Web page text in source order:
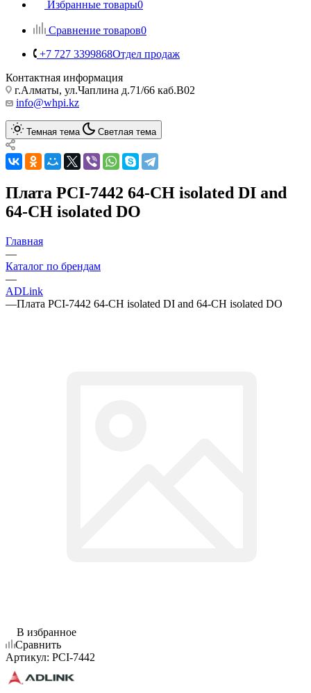
Избранные товары0
Сравнение товаров0
+7 727 3399868Отдел продаж
Контактная информация
г.Алматы, ул.Чаплина д.71/66 каб.B02
info@whpi.kz
Темная тема Светлая тема
Плата PCI-7442 64-CH isolated DI and
64-CH isolated DO
Главная
—
Каталог по брендам
—
ADLink
—Плата PCI-7442 64-CH isolated DI and 64-CH isolated DO
В избранное
Сравнить
Артикул: PCI-7442